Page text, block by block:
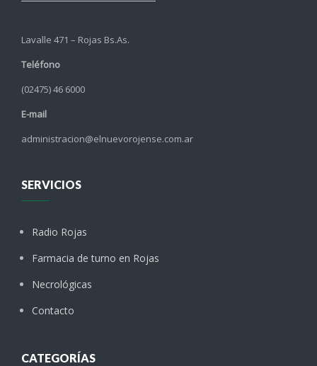
Lavalle 471 – Rojas Bs.As.
Teléfono
(02475) 46 6000
E-mail
administracion@elnuevorojense.com.ar
SERVICIOS
Radio Rojas
Farmacia de turno en Rojas
Necrológicas
Contacto
CATEGORÍAS